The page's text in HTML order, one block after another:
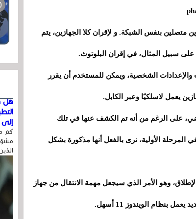
متصلين بنفس الشبكة. و لإقران كلا الجهازين، يتم
سبيل المثال، في إقران البلوتوث.
والإعدادات الشخصية، ويمكن للمستخدم أن يقرر
يعمل لاسلكيًا وعبر الكابل.
على الرغم من أنه تم الكشف عنها في تلك
الويندوز 11. ومع ذلك، هنا، في المرحلة الأولية، نرى بالفعل أنها مذكورة بشكل
وهو الأمر الذي سيجعل مهمة الانتقال من جهاز
هل
إلى
كم